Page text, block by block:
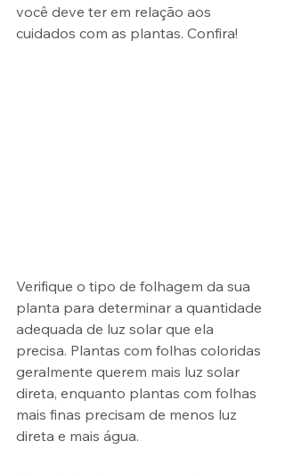
você deve ter em relação aos
cuidados com as plantas. Confira!
Verifique o tipo de folhagem da sua
planta para determinar a quantidade
adequada de luz solar que ela
precisa. Plantas com folhas coloridas
geralmente querem mais luz solar
direta, enquanto plantas com folhas
mais finas precisam de menos luz
direta e mais água.